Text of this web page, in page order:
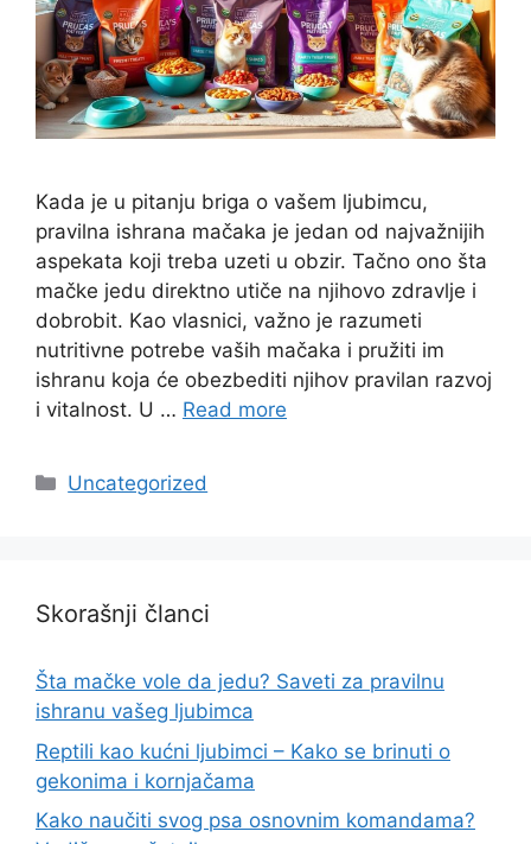
Kada je u pitanju briga o vašem ljubimcu,
pravilna ishrana mačaka je jedan od najvažnijih
aspekata koji treba uzeti u obzir. Tačno ono šta
mačke jedu direktno utiče na njihovo zdravlje i
dobrobit. Kao vlasnici, važno je razumeti
nutritivne potrebe vaših mačaka i pružiti im
ishranu koja će obezbediti njihov pravilan razvoj
i vitalnost. U … Read more
Categories
Uncategorized
Skorašnji članci
Šta mačke vole da jedu? Saveti za pravilnu
ishranu vašeg ljubimca
Reptili kao kućni ljubimci – Kako se brinuti o
gekonima i kornjačama
Kako naučiti svog psa osnovnim komandama?